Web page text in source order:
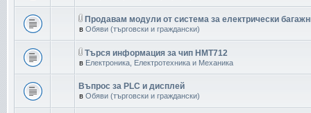
Продавам модули от система за електрически
в Обяви (търговски и граждански)
Търся информация за чип HMT712
в Електроника, Електротехника и Механика
Въпрос за PLC и дисплей
в Обяви (търговски и граждански)